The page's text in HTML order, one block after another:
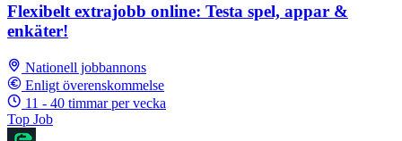
Flexibelt extrajobb online: Testa spel, appar &
enkäter!
Nationell jobbannons
Enligt överenskommelse
11 - 40 timmar per vecka
Top Job